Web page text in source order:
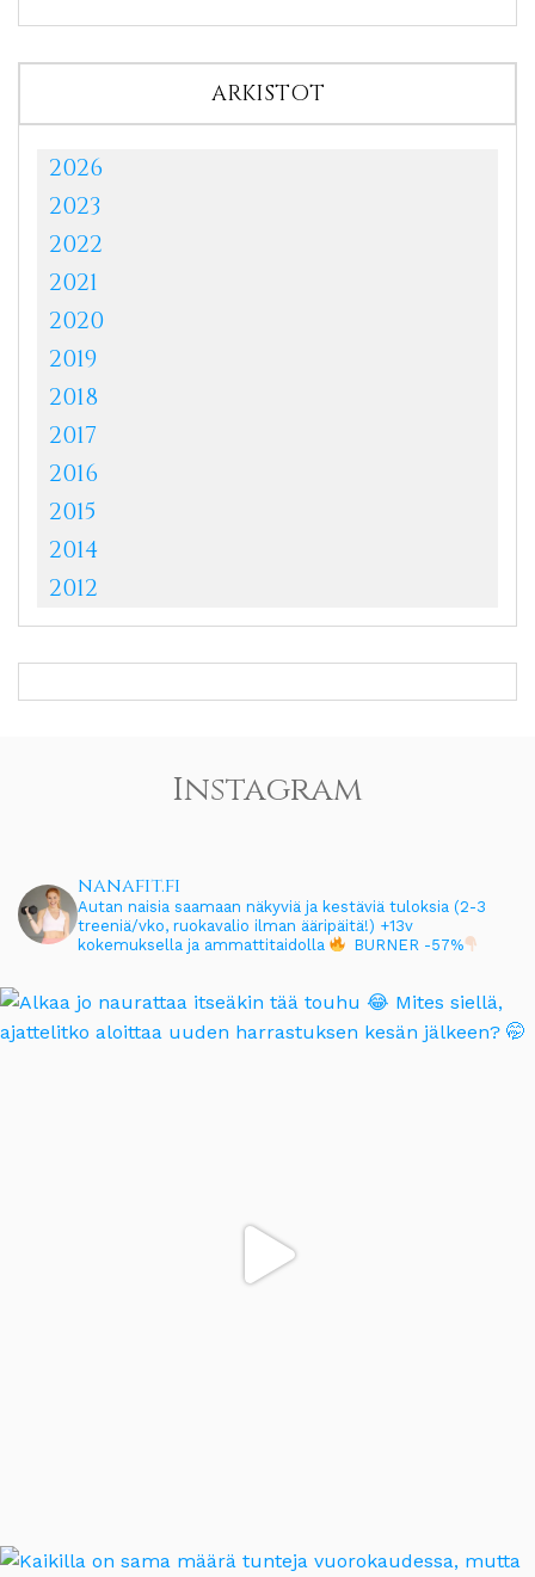
ARKISTOT
2026
2023
2022
2021
2020
2019
2018
2017
2016
2015
2014
2012
Instagram
nanafit.fi
Autan naisia saamaan näkyviä ja kestäviä tuloksia (2-3
treeniä/vko, ruokavalio ilman ääripäitä!) +13v
kokemuksella ja ammattitaidolla
BURNER -57%